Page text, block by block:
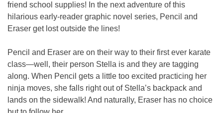
friend school supplies! In the next adventure of this
hilarious early-reader graphic novel series, Pencil and
Eraser get lost outside the lines!
Pencil and Eraser are on their way to their first ever karate
class—well, their person Stella is and they are tagging
along. When Pencil gets a little too excited practicing her
ninja moves, she falls right out of Stella’s backpack and
lands on the sidewalk! And naturally, Eraser has no choice